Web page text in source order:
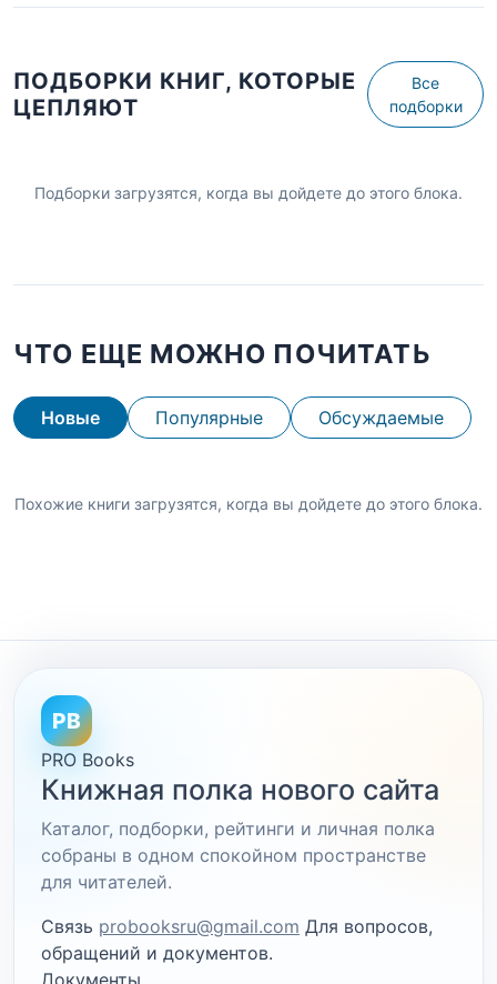
ПОДБОРКИ КНИГ, КОТОРЫЕ
ЦЕПЛЯЮТ
Все
подборки
Подборки загрузятся, когда вы дойдете до этого блока.
ЧТО ЕЩЕ МОЖНО ПОЧИТАТЬ
Новые Популярные Обсуждаемые
Похожие книги загрузятся, когда вы дойдете до этого блока.
PB
PRO Books
Книжная полка нового сайта
Каталог, подборки, рейтинги и личная полка
собраны в одном спокойном пространстве
для читателей.
Связь probooksru@gmail.com Для вопросов,
обращений и документов.